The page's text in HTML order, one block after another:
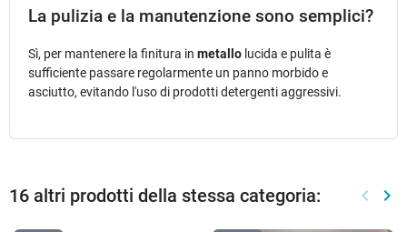
La pulizia e la manutenzione sono semplici?
Sì, per mantenere la finitura in metallo lucida e pulita è
sufficiente passare regolarmente un panno morbido e
asciutto, evitando l'uso di prodotti detergenti aggressivi.
16 altri prodotti della stessa categoria: keyboard_arrow_left keyboard_arrow_right